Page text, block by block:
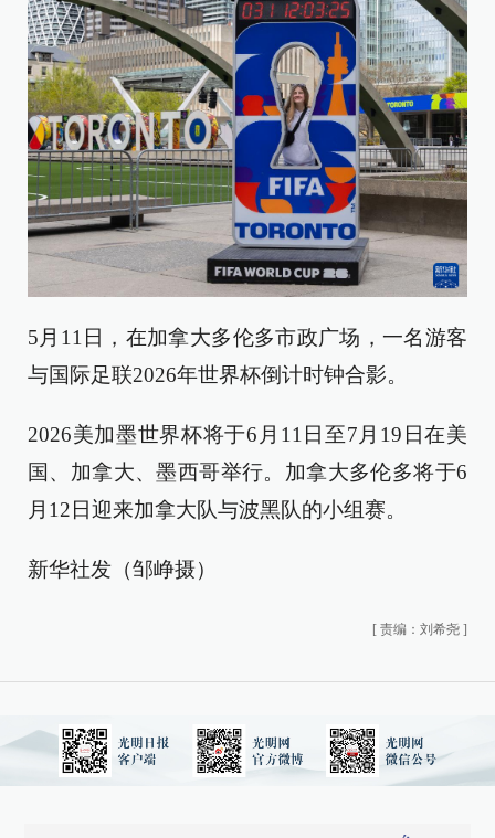
5月11日，在加拿大多伦多市政广场，一名游客
与国际足联2026年世界杯倒计时钟合影。
2026美加墨世界杯将于6月11日至7月19日在美
国、加拿大、墨西哥举行。加拿大多伦多将于6
月12日迎来加拿大队与波黑队的小组赛。
新华社发（邹峥摄）
[ 责编：刘希尧 ]